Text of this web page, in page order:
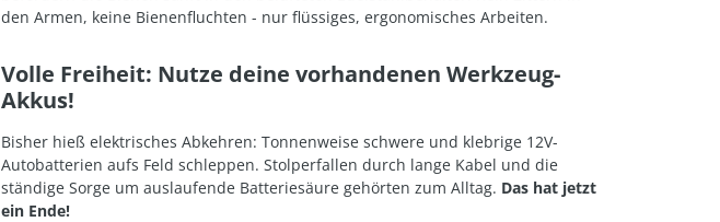
den Armen, keine Bienenfluchten - nur flüssiges, ergonomisches Arbeiten.
Volle Freiheit: Nutze deine vorhandenen Werkzeug-
Akkus!
Bisher hieß elektrisches Abkehren: Tonnenweise schwere und klebrige 12V-
Autobatterien aufs Feld schleppen. Stolperfallen durch lange Kabel und die
ständige Sorge um auslaufende Batteriesäure gehörten zum Alltag. Das hat jetzt
ein Ende!